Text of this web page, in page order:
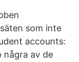
som inte
accounts:
några av de